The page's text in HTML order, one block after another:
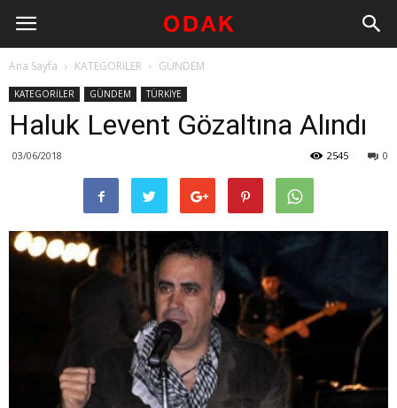
Ana Sayfa KATEGORİLER GÜNDEM
KATEGORİLER GÜNDEM TÜRKİYE
Haluk Levent Gözaltına Alındı
03/06/2018 0
2545